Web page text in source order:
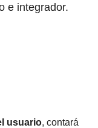
e integrador.
usuario, contará